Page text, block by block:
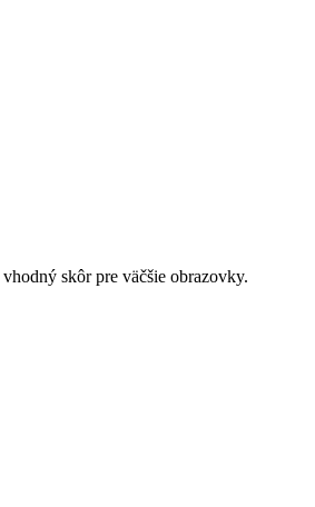
skôr pre väčšie obrazovky.